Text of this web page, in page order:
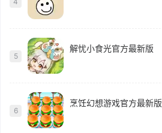
5
解忧小食光官方最新版
6
烹饪幻想游戏官方最新版